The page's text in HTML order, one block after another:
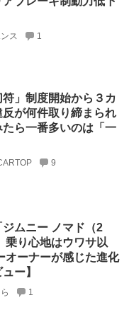
ス 1
符」制度開始から３カ
が何件取り締まられ
ら一番多いのは「一
9
ムニー ノマド（2
乗り心地はウワサ以
オーナーが感じた進化
ー】
1